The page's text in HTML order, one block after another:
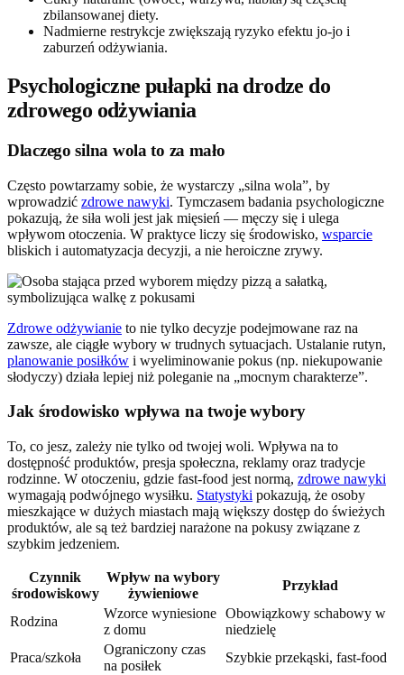
zbilansowanej diety.
Nadmierne restrykcje zwiększają ryzyko efektu jo-jo i
zaburzeń odżywiania.
Psychologiczne pułapki na drodze do
zdrowego odżywiania
Dlaczego silna wola to za mało
Często powtarzamy sobie, że wystarczy „silna wola”, by
wprowadzić zdrowe nawyki. Tymczasem badania psychologiczne
pokazują, że siła woli jest jak mięsień — męczy się i ulega
wpływom otoczenia. W praktyce liczy się środowisko, wsparcie
bliskich i automatyzacja decyzji, a nie heroiczne zrywy.
Zdrowe odżywianie to nie tylko decyzje podejmowane raz na
zawsze, ale ciągłe wybory w trudnych sytuacjach. Ustalanie rutyn,
planowanie posiłków i wyeliminowanie pokus (np. niekupowanie
słodyczy) działa lepiej niż poleganie na „mocnym charakterze”.
Jak środowisko wpływa na twoje wybory
To, co jesz, zależy nie tylko od twojej woli. Wpływa na to
dostępność produktów, presja społeczna, reklamy oraz tradycje
rodzinne. W otoczeniu, gdzie fast-food jest normą, zdrowe nawyki
wymagają podwójnego wysiłku. Statystyki pokazują, że osoby
mieszkające w dużych miastach mają większy dostęp do świeżych
produktów, ale są też bardziej narażone na pokusy związane z
szybkim jedzeniem.
Czynnik
środowiskowy
Wpływ na wybory
żywieniowe
Przykład
Rodzina
Wzorce wyniesione
z domu
Obowiązkowy schabowy w
niedzielę
Praca/szkoła
Ograniczony czas
na posiłek
Szybkie przekąski, fast-food